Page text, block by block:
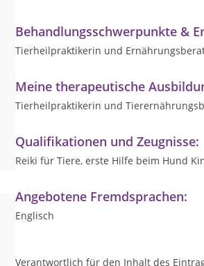
Behandlungsschwerpunkte &
Tierheilpraktikerin und
Meine therapeutische
Tierheilpraktikerin und
Qualifikationen und Zeugnisse:
Reiki für Tiere, erste Hilfe beim Hund
Angebotene Fremdsprachen:
Englisch
Verantwortlich für den Inhalt des